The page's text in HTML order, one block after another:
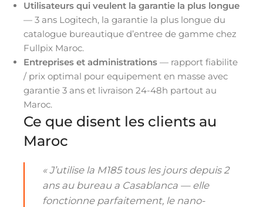
Utilisateurs qui veulent la garantie la plus longue
— 3 ans Logitech, la garantie la plus longue du
catalogue bureautique d’entree de gamme chez
Fullpix Maroc.
Entreprises et administrations — rapport fiabilite
/ prix optimal pour equipement en masse avec
garantie 3 ans et livraison 24-48h partout au
Maroc.
Ce que disent les clients au
Maroc
« J’utilise la M185 tous les jours depuis 2
ans au bureau a Casablanca — elle
fonctionne parfaitement, le nano-